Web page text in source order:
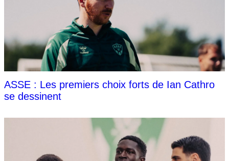
ASSE : Les premiers choix forts de Ian Cathro
se dessinent